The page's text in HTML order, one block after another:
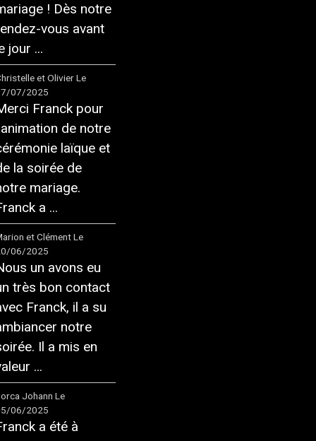
! Dès notre
vous avant
jour ...
et Olivier Le
07/2025
Franck pour
de notre
laïque et
la soirée de
mariage.
a ...
et Clément Le
06/2025
un avons eu
très bon contact
Franck, il a su
notre
Il a mis en
...
Johann Le
06/2025
a été à